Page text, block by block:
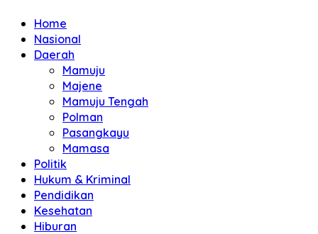
Home
Nasional
Daerah
Mamuju
Majene
Mamuju Tengah
Polman
Pasangkayu
Mamasa
Politik
Hukum & Kriminal
Pendidikan
Kesehatan
Hiburan